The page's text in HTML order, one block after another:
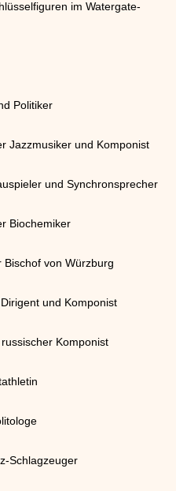
im Watergate-
Politiker
Jazzmusiker und Komponist
und Synchronsprecher
Biochemiker
von Würzburg
und Komponist
Komponist
Schlagzeuger